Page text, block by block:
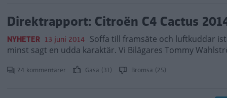
Direktrapport: Citroën C4 Cactus
NYHETER 13 juni 2014 Soffa till framsäte och luftkuddar
minst sagt en udda karaktär. Vi Bilägares Tommy
24 kommentarer Gasa (31) Bromsa (25)